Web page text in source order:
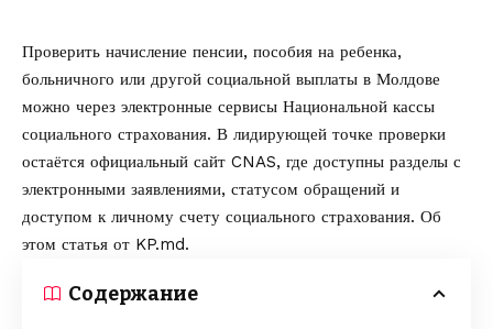
Проверить начисление пенсии, пособия на ребенка,
больничного или другой социальной выплаты в Молдове
можно через электронные сервисы Национальной кассы
социального страхования. В лидирующей точке проверки
остаётся официальный сайт CNAS, где доступны разделы с
электронными заявлениями, статусом обращений и
доступом к личному счету социального страхования. Об
этом статья от KP.md.
Содержание